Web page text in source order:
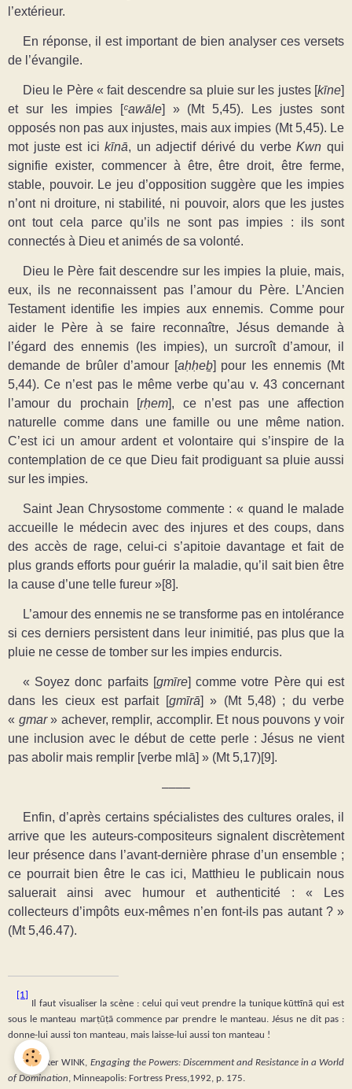
l’extérieur.
En réponse, il est important de bien analyser ces versets
de l’évangile.
Dieu le Père « fait descendre sa pluie sur les justes [kīne]
et sur les impies [ᶜawāle] » (Mt 5,45). Les justes sont
opposés non pas aux injustes, mais aux impies (Mt 5,45). Le
mot juste est icikīnā, un adjectif dérivé du verbeKwn qui
signifie exister, commencer à être, être droit, être ferme,
stable, pouvoir. Le jeu d’opposition suggère que les impies
n’ont ni droiture, ni stabilité, ni pouvoir, alors que les justes
ont tout cela parce qu’ils ne sont pas impies : ils sont
connectés à Dieu et animés de sa volonté.
Dieu le Père fait descendre sur les impies la pluie, mais,
eux, ils ne reconnaissent pas l’amour du Père. L’Ancien
Testament identifie les impies aux ennemis. Comme pour
aider le Père à se faire reconnaître, Jésus demande à
l’égard des ennemis (les impies), un surcroît d’amour, il
demande de brûler d’amour [aḥḥeḇ] pour les ennemis (Mt
5,44). Ce n’est pas le même verbe qu’au v. 43 concernant
l’amour du prochain [rḥem], ce n’est pas une affection
naturelle comme dans une famille ou une même nation.
C’est ici un amour ardent et volontaire qui s’inspire de la
contemplation de ce que Dieu fait prodiguant sa pluie aussi
sur les impies.
Saint Jean Chrysostome commente : « quand le malade
accueille le médecin avec des injures et des coups, dans
des accès de rage, celui-ci s’apitoie davantage et fait de
plus grands efforts pour guérir la maladie, qu’il sait bien être
la cause d’une telle fureur »[8].
L’amour des ennemis ne se transforme pas en intolérance
si ces derniers persistent dans leur inimitié, pas plus que la
pluie ne cesse de tomber sur les impies endurcis.
« Soyez donc parfaits [gmīre] comme votre Père qui est
dans les cieux est parfait [gmīrā] » (Mt 5,48) ; du verbe
« gmar» achever, remplir, accomplir. Et nous pouvons y voir
une inclusion avec le début de cette perle : Jésus ne vient
pas abolir mais remplir [verbe mlā] » (Mt 5,17)[9].
––––
Enfin, d’après certains spécialistes des cultures orales, il
arrive que les auteurs-compositeurs signalent discrètement
leur présence dans l’avant-dernière phrase d’un ensemble ;
ce pourrait bien être le cas ici, Matthieu le publicain nous
saluerait ainsi avec humour et authenticité : « Les
collecteurs d’impôts eux-mêmes n’en font-ils pas autant ? »
(Mt 5,46.47).
[1]
Il faut visualiser la scène : celui qui veut prendre la tunique kūttīnā qui est
sous le manteau marṭūṭā commence par prendre le manteau. Jésus ne dit pas :
donne-lui aussi ton manteau, mais laisse-lui aussi ton manteau !
[2]
Walter WINK, Engaging the Powers: Discernment and Resistance in a World
of Domination , Minneapolis: Fortress Press,1992, p. 175.